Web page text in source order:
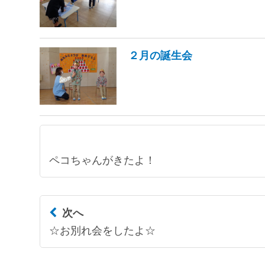
２月の誕生会
ペコちゃんがきたよ！
次へ
☆お別れ会をしたよ☆